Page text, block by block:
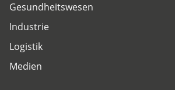
Gesundheitswesen
Industrie
Logistik
Medien